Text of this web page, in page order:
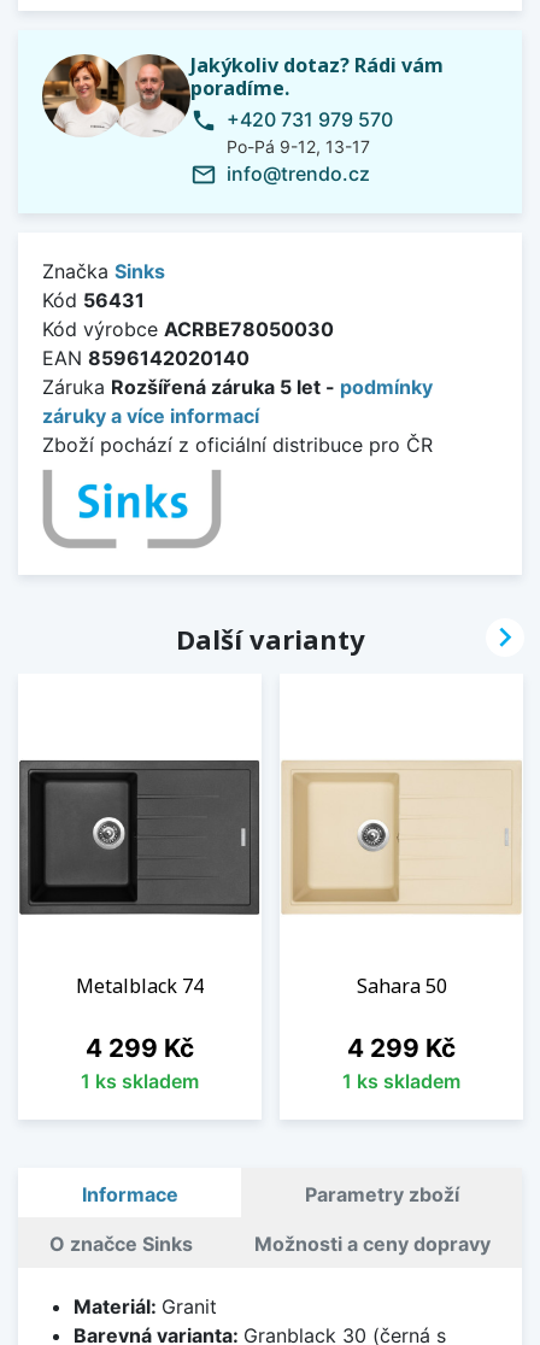
Jakýkoliv dotaz? Rádi vám
poradíme.
phone +420 731 979 570
Po-Pá 9-12, 13-17
mail_outline info@trendo.cz
Značka Sinks
Kód 56431
Kód výrobce ACRBE78050030
EAN 8596142020140
Záruka Rozšířená záruka 5 let - podmínky
záruky a více informací
Zboží pochází z oficiální distribuce pro ČR
Další varianty
Metalblack 74
Cena
4 299 Kč
1 ks skladem
Sahara 50
Cena
4 299 Kč
1 ks skladem

Informace Parametry zboží
O značce Sinks Možnosti a ceny dopravy
Materiál: Granit
Barevná varianta: Granblack 30 (černá s